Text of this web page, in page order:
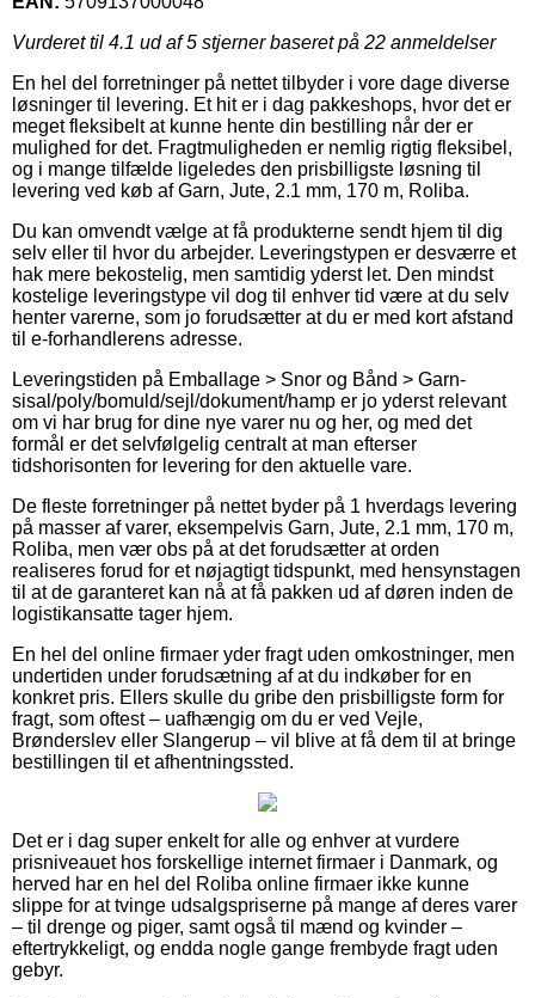
Vurderet til 4.1 ud af 5 stjerner baseret på 22 anmeldelser
En hel del forretninger på nettet tilbyder i vore dage diverse
løsninger til levering. Et hit er i dag pakkeshops, hvor det er
meget fleksibelt at kunne hente din bestilling når der er
mulighed for det. Fragtmuligheden er nemlig rigtig fleksibel,
og i mange tilfælde ligeledes den prisbilligste løsning til
levering ved køb af Garn, Jute, 2.1 mm, 170 m, Roliba.
Du kan omvendt vælge at få produkterne sendt hjem til dig
selv eller til hvor du arbejder. Leveringstypen er desværre et
hak mere bekostelig, men samtidig yderst let. Den mindst
kostelige leveringstype vil dog til enhver tid være at du selv
henter varerne, som jo forudsætter at du er med kort afstand
til e-forhandlerens adresse.
Leveringstiden på Emballage > Snor og Bånd > Garn-
sisal/poly/bomuld/sejl/dokument/hamp er jo yderst relevant
om vi har brug for dine nye varer nu og her, og med det
formål er det selvfølgelig centralt at man efterser
tidshorisonten for levering for den aktuelle vare.
De fleste forretninger på nettet byder på 1 hverdags levering
på masser af varer, eksempelvis Garn, Jute, 2.1 mm, 170 m,
Roliba, men vær obs på at det forudsætter at orden
realiseres forud for et nøjagtigt tidspunkt, med hensynstagen
til at de garanteret kan nå at få pakken ud af døren inden de
logistikansatte tager hjem.
En hel del online firmaer yder fragt uden omkostninger, men
undertiden under forudsætning af at du indkøber for en
konkret pris. Ellers skulle du gribe den prisbilligste form for
fragt, som oftest – uafhængig om du er ved Vejle,
Brønderslev eller Slangerup – vil blive at få dem til at bringe
bestillingen til et afhentningssted.
Det er i dag super enkelt for alle og enhver at vurdere
prisniveauet hos forskellige internet firmaer i Danmark, og
herved har en hel del Roliba online firmaer ikke kunne
slippe for at tvinge udsalgspriserne på mange af deres varer
– til drenge og piger, samt også til mænd og kvinder –
eftertrykkeligt, og endda nogle gange frembyde fragt uden
gebyr.